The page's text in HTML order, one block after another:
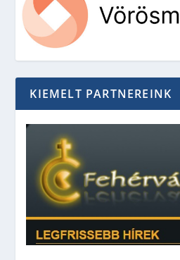
KIEMELT PARTNEREINK